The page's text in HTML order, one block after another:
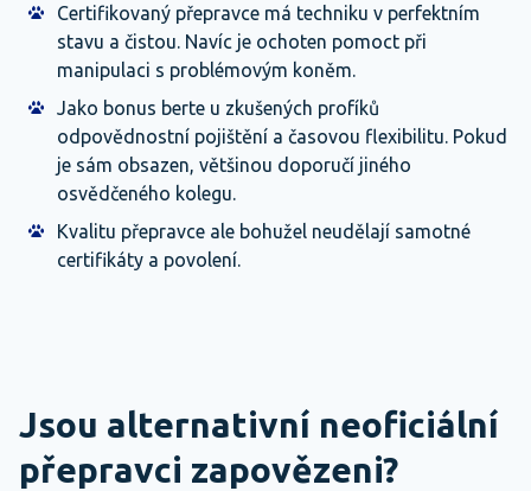
Certifikovaný přepravce má techniku v perfektním
stavu a čistou. Navíc je ochoten pomoct při
manipulaci s problémovým koněm.
Jako bonus berte u zkušených profíků
odpovědnostní pojištění a časovou flexibilitu. Pokud
je sám obsazen, většinou doporučí jiného
osvědčeného kolegu.
Kvalitu přepravce ale bohužel neudělají samotné
certifikáty a povolení.
Jsou alternativní neoficiální
přepravci zapovězeni?